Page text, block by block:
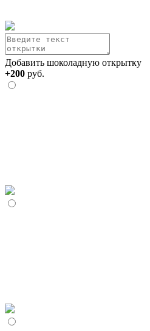
Добавить шоколадную открытку
+200 руб.